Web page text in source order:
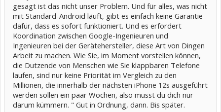
gesagt ist das nicht unser Problem. Und für alles, was nicht
mit Standard-Android läuft, gibt es einfach keine Garantie
dafür, dass es sofort funktioniert. Und es erfordert
Koordination zwischen Google-Ingenieuren und
Ingenieuren bei der Gerätehersteller, diese Art von Dingen
Arbeit zu machen. Wie Sie, im Moment vorstellen können,
die Dutzende von Menschen wie Sie klappbaren Telefone
laufen, sind nur keine Priorität im Vergleich zu den
Millionen, die innerhalb der nächsten iPhone 12s ausgeführt
werden sollen ein paar Wochen, also musst du dich nur
darum kümmern. " Gut in Ordnung, dann. Bis später.